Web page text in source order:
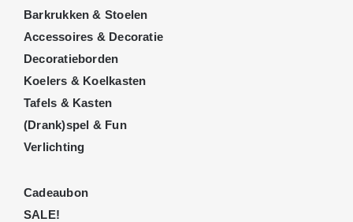
Barkrukken & Stoelen
Accessoires & Decoratie
Decoratieborden
Koelers & Koelkasten
Tafels & Kasten
(Drank)spel & Fun
Verlichting
Cadeaubon
SALE!